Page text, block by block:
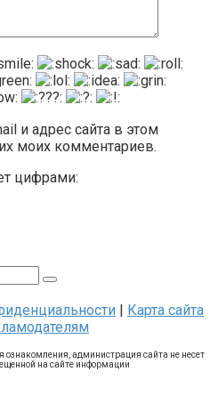
и адрес сайта в этом
моих комментариев.
цифрами:
| Карта сайта
ознакомления, администрация сайта не несет
на сайте информации